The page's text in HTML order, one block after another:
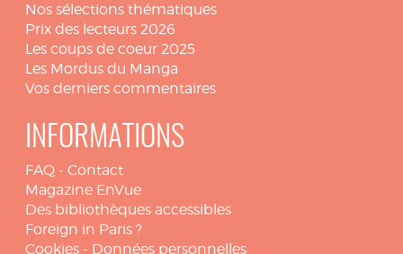
Nos sélections thématiques
Prix des lecteurs 2026
Les coups de coeur 2025
Les Mordus du Manga
Vos derniers commentaires
INFORMATIONS
FAQ - Contact
Magazine EnVue
Des bibliothèques accessibles
Foreign in Paris ?
Cookies - Données personnelles